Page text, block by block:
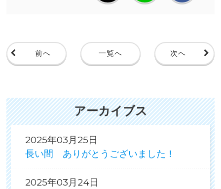
前へ 一覧へ 次へ
アーカイブス
2025年03月25日
長い間 ありがとうございました！
2025年03月24日